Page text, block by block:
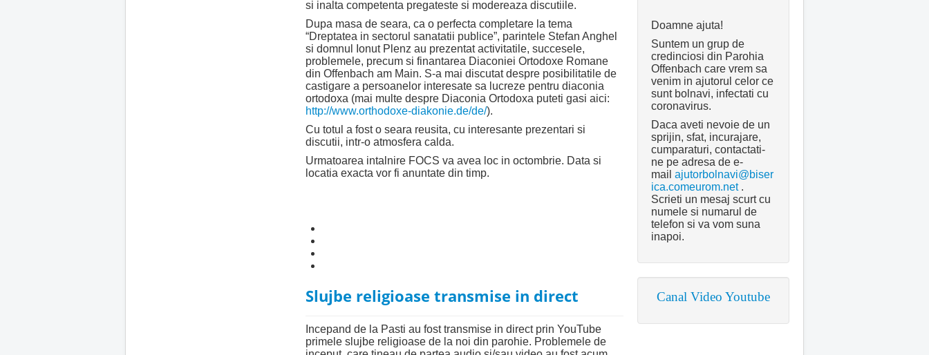
si inalta competenta pregateste si modereaza discutiile.
Dupa masa de seara, ca o perfecta completare la tema
“Dreptatea in sectorul sanatatii publice”, parintele Stefan Anghel
si domnul Ionut Plenz au prezentat activitatile, succesele,
problemele, precum si finantarea Diaconiei Ortodoxe Romane
din Offenbach am Main. S-a mai discutat despre posibilitatile de
castigare a persoanelor interesate sa lucreze pentru diaconia
ortodoxa (mai multe despre Diaconia Ortodoxa puteti gasi aici:
http://www.orthodoxe-diakonie.de/de/).
Cu totul a fost o seara reusita, cu interesante prezentari si
discutii, intr-o atmosfera calda.
Urmatoarea intalnire FOCS va avea loc in octombrie. Data si
locatia exacta vor fi anuntate din timp.
Slujbe religioase transmise in direct
Incepand de la Pasti au fost transmise in direct prin YouTube
primele slujbe religioase de la noi din parohie. Problemele de
Doamne ajuta!
Suntem un grup de
credinciosi din Parohia
Offenbach care vrem sa
venim in ajutorul celor ce
sunt bolnavi, infectati cu
coronavirus.
Daca aveti nevoie de un
sprijin, sfat, incurajare,
cumparaturi, contactati-
ne pe adresa de e-
mail ajutorbolnavi@biser
ica.comeurom.net.
Scrieti un mesaj scurt cu
numele si numarul de
telefon si va vom suna
inapoi.
Canal Video Youtube